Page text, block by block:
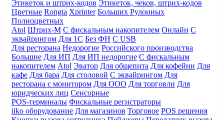
Этикеток и штрих-кодов Этикеток, чеков, штрих-кодов
Цветные Rongta Xprinter Больших Рулонных
Полноцветных
Atol Штрих-М С фискальным накопителем Онлайн С
эквайрингом Для 1С Без ФН С USB
Для ресторана Недорогие Российского производства
Большие Для ИП Для ИП недорогие С фискальным
накопителем Atol Эватор Для общепита Для кофейни Для
кафе Для бара Для столовой С эквайрингом Для
ресторана с монитором Для ООО Для торговли Для
юридческих лиц Сенсорные
POS-терминалы Фискальные регистраторы
iiko оборудование Для магазинов Торговое POS решения